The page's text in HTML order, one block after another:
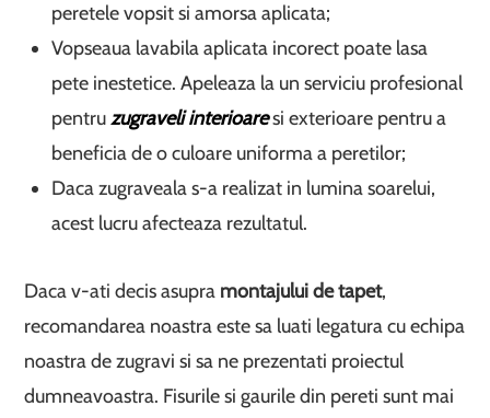
peretele vopsit si amorsa aplicata;
Vopseaua lavabila aplicata incorect poate lasa
pete inestetice. Apeleaza la un serviciu profesional
pentruzugraveli interioaresi exterioare pentru a
beneficia de o culoare uniforma a peretilor;
Daca zugraveala s-a realizat in lumina soarelui,
acest lucru afecteaza rezultatul.
Daca v-ati decis asupra montajului de tapet,
recomandarea noastra este sa luati legatura cu echipa
noastra de zugravi si sa ne prezentati proiectul
dumneavoastra. Fisurile si gaurile din pereti sunt mai